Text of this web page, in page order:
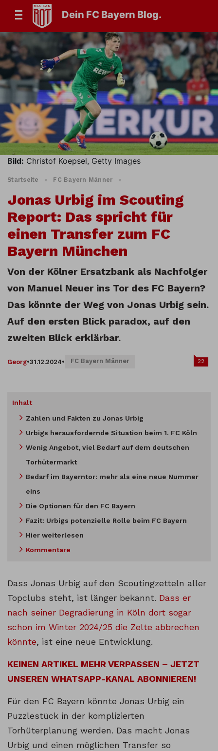
Dein FC Bayern Blog.
Bild: Christof Koepsel, Getty Images
Startseite » FC Bayern Männer »
Jonas Urbig im Scouting
Report: Das spricht für
einen Transfer zum FC
Bayern München
Von der Kölner Ersatzbank als Nachfolger
von Manuel Neuer ins Tor des FC Bayern?
Das könnte der Weg von Jonas Urbig sein.
Auf den ersten Blick paradox, auf den
zweiten Blick erklärbar.
Georg•31.12.2024• FC Bayern Männer 22
Inhalt
Zahlen und Fakten zu Jonas Urbig
Urbigs herausfordernde Situation beim 1. FC Köln
Wenig Angebot, viel Bedarf auf dem deutschen
Torhütermarkt
Bedarf im Bayerntor: mehr als eine neue Nummer
eins
Die Optionen für den FC Bayern
Fazit: Urbigs potenzielle Rolle beim FC Bayern
Hier weiterlesen
Kommentare
Dass Jonas Urbig auf den Scoutingzetteln aller
Topclubs steht, ist länger bekannt. Dass er
nach seiner Degradierung in Köln dort sogar
schon im Winter 2024/25 die Zelte abbrechen
könnte, ist eine neue Entwicklung.
KEINEN ARTIKEL MEHR VERPASSEN – JETZT
UNSEREN WHATSAPP-KANAL ABONNIEREN!
Für den FC Bayern könnte Jonas Urbig ein
Puzzlestück in der komplizierten
Torhüterplanung werden. Das macht Jonas
Urbig und einen möglichen Transfer so